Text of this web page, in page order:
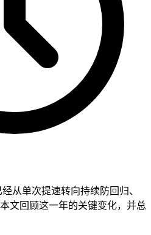
从单次提速转向持续防回归、
文回顾这一年的关键变化，并总